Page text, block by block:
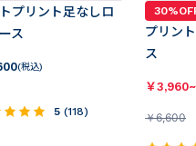
プリント足なしロ
ス
(税込)
5 (118)
プリン
ス
￥3,960~
￥6,600